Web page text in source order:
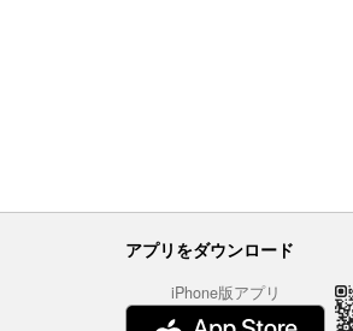
アプリをダウンロード
iPhone版アプリ